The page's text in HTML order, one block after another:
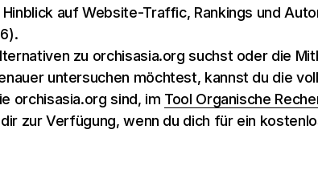
auf Website-Traffic, Rankings und
zu orchisasia.org suchst oder die
untersuchen möchtest, kannst du die
orchisasia.org sind, im Tool Organische
zur Verfügung, wenn du dich für ein